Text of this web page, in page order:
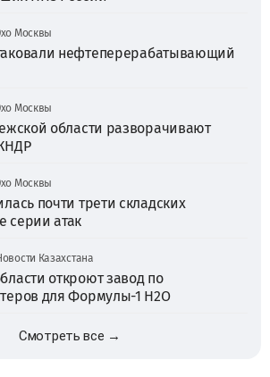
Москвы
нефтеперерабатывающий
Москвы
области разворачивают
Москвы
почти трети складских
серии атак
Казахстана
откроют завод по
для Формулы-1 H2O
Смотреть все →